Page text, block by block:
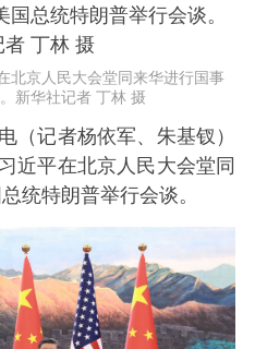
北京人民大会堂同来华进行国事
新华社记者 丁林 摄
记者杨依军、朱基钗）
近平在北京人民大会堂同
统特朗普举行会谈。